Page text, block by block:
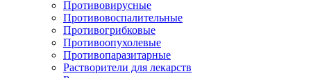
Противовирусные
Противовоспалительные
Противогрибковые
Противоопухолевые
Противопаразитарные
Растворители для лекарств